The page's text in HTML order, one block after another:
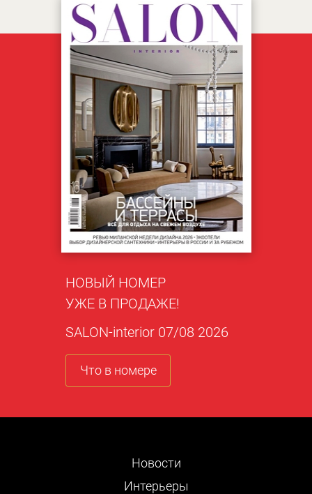
НОВЫЙ НОМЕР
УЖЕ В ПРОДАЖЕ!
SALON-interior 07/08 2026
Что в номере
Новости
Интерьеры